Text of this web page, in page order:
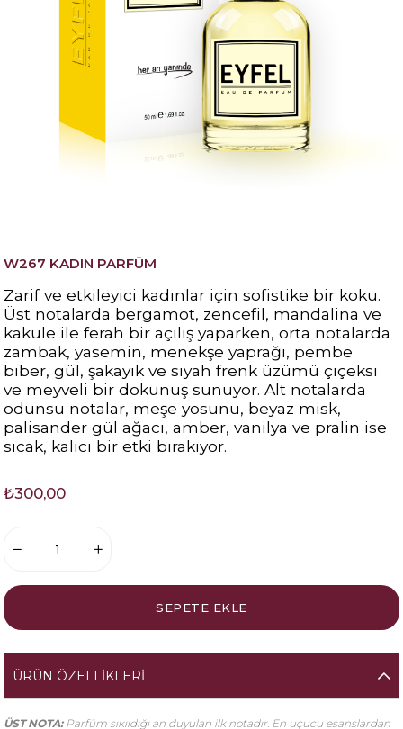
W267 KADIN PARFÜM
Zarif ve etkileyici kadınlar için sofistike bir koku.
Üst notalarda bergamot, zencefil, mandalina ve
kakule ile ferah bir açılış yaparken, orta notalarda
zambak, yasemin, menekşe yaprağı, pembe
biber, gül, şakayık ve siyah frenk üzümü çiçeksi
ve meyveli bir dokunuş sunuyor. Alt notalarda
odunsu notalar, meşe yosunu, beyaz misk,
palisander gül ağacı, amber, vanilya ve pralin ise
sıcak, kalıcı bir etki bırakıyor.
₺300,00
ÜRÜN ÖZELLIKLERI
ÜST NOTA:Parfüm sıkıldığı an duyulan ilk notadır. En uçucu esanslardan